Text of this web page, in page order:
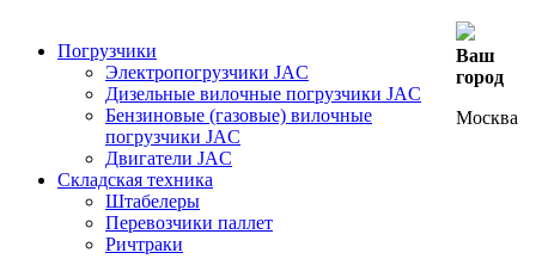
Погрузчики
Электропогрузчики JAC
Дизельные вилочные погрузчики JAC
Бензиновые (газовые) вилочные
погрузчики JAC
Двигатели JAC
Складская техника
Штабелеры
Перевозчики паллет
Ричтраки
Ваш
город
Москва